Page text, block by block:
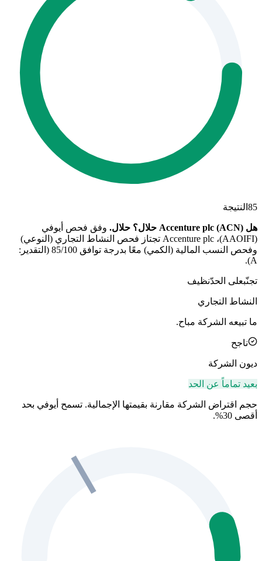
85 النتيجة
هل Accenture plc (ACN) حلال؟ حلال. وفق فحص أيوفي
(AAOIFI)، Accenture plc تجتاز فحص النشاط التجاري (النوعي)
وفحص النسب المالية (الكمي) معًا بدرجة توافق 85/100 (التقدير:
A).
تجنّبعلى الحدّنظيف
النشاط التجاري
ما تبيعه الشركة مباح.
ناجح
ديون الشركة
بعيد تماماً عن الحد
حجم اقتراض الشركة مقارنة بقيمتها الإجمالية. تسمح أيوفي بحد
أقصى 30%.